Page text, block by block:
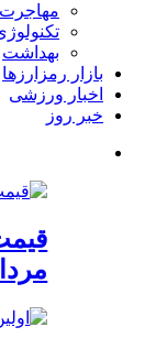
مهاجرت
بهداشت
بازار رمزارزها
اخبار ورزشی
خبر روز